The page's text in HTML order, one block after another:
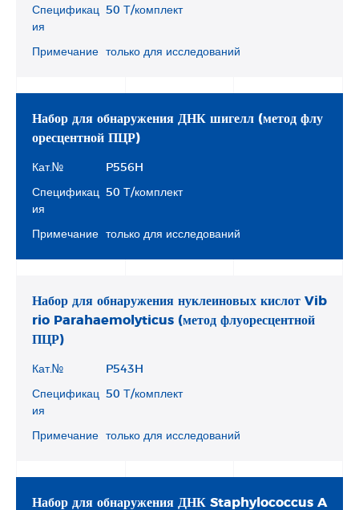
Спецификац
ия
50 Т/комплект
Примечание только для исследований
Набор для обнаружения ДНК шигелл (метод флу
оресцентной ПЦР)
Кат.№ P556H
Спецификац
ия
50 Т/комплект
Примечание только для исследований
Набор для обнаружения нуклеиновых кислот Vib
rio Parahaemolyticus (метод флуоресцентной
ПЦР)
Кат.№ P543H
Спецификац
ия
50 Т/комплект
Примечание только для исследований
Набор для обнаружения ДНК Staphylococcus A